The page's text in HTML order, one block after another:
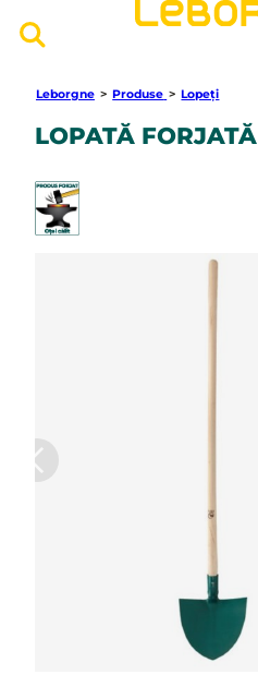
Leborgne > Produse > Lopeți
LOPATĂ FORJATĂ